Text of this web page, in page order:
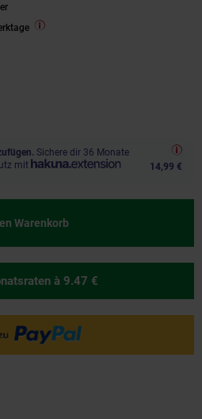
Sichere dir 36 Monate
mit
14,99 €
Warenkorb
à 9.47 €